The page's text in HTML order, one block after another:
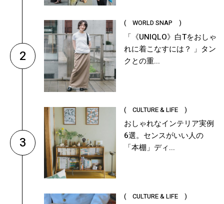
2
( WORLD SNAP )
「《UNIQLO》白Tをおしゃ
れに着こなすには？ 」タン
クとの重...
3
( CULTURE & LIFE )
おしゃれなインテリア実例
6選。センスがいい人の
「本棚」ディ...
( CULTURE & LIFE )